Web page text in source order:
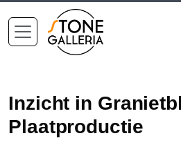
Inzicht in
Plaatproductie